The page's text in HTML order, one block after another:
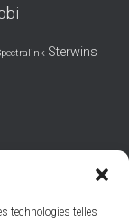
technologies telles
Sterwins